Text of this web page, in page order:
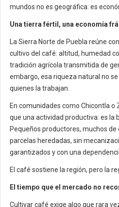
mundos no es geográfica: es
Una tierra fértil, una economía
La Sierra Norte de Puebla reúne
cultivo del café: altitud, humedad
tradición agrícola transmitida de
embargo, esa riqueza natural no
quienes la trabajan.
En comunidades como Chicontla
que una actividad productiva: es la
Pequeños productores, muchos
parcelas heredadas, sin
garantizados y con una
El café sostiene la región, pero la
El tiempo que el mercado no
Cultivar café exige algo que rara